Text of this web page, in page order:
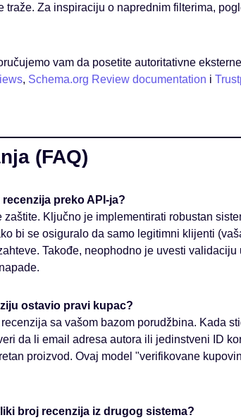
Za inspiraciju o naprednim filterima,
vam da posetite autoritativne
, Schema.org Review documentation i
(FAQ)
preko API-ja?
Ključno je implementirati robustan
bi se osiguralo da samo legitimni klijenti
Takođe, neophodno je uvesti validaciju
ostavio pravi kupac?
sa vašom bazom porudžbina. Kada
da li email adresa autora ili jedinstveni ID
proizvod. Ovaj model "verifikovane
broj recenzija iz drugog sistema?